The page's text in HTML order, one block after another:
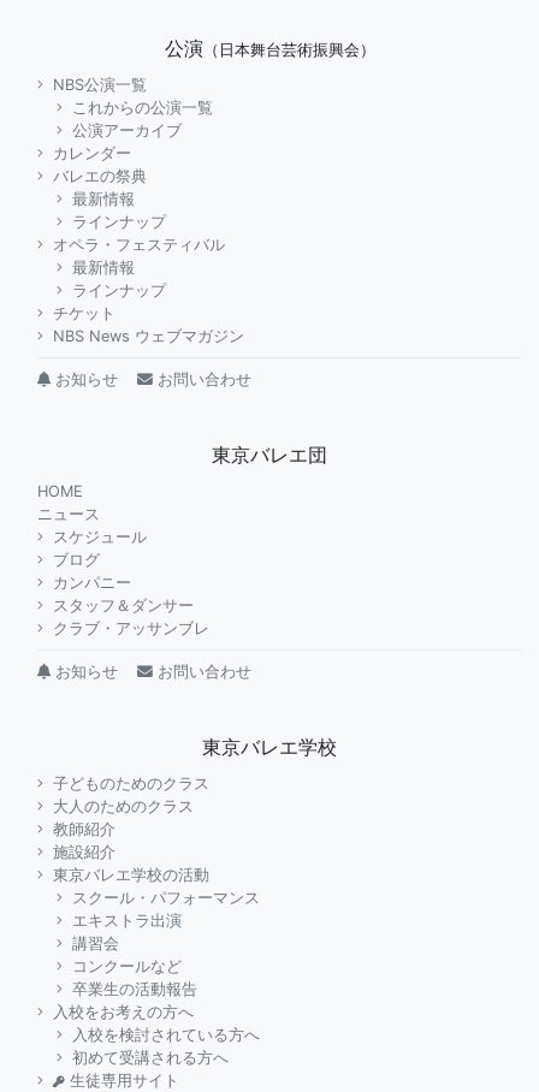
公演 （日本舞台芸術振興会）
NBS公演一覧
これからの公演一覧
公演アーカイブ
カレンダー
バレエの祭典
最新情報
ラインナップ
オペラ・フェスティバル
最新情報
ラインナップ
チケット
NBS News ウェブマガジン
お知らせ お問い合わせ
東京バレエ団
HOME
ニュース
スケジュール
ブログ
カンパニー
スタッフ＆ダンサー
クラブ・アッサンブレ
お知らせ お問い合わせ
東京バレエ学校
子どものためのクラス
大人のためのクラス
教師紹介
施設紹介
東京バレエ学校の活動
スクール・パフォーマンス
エキストラ出演
講習会
コンクールなど
卒業生の活動報告
入校をお考えの方へ
入校を検討されている方へ
初めて受講される方へ
生徒専用サイト